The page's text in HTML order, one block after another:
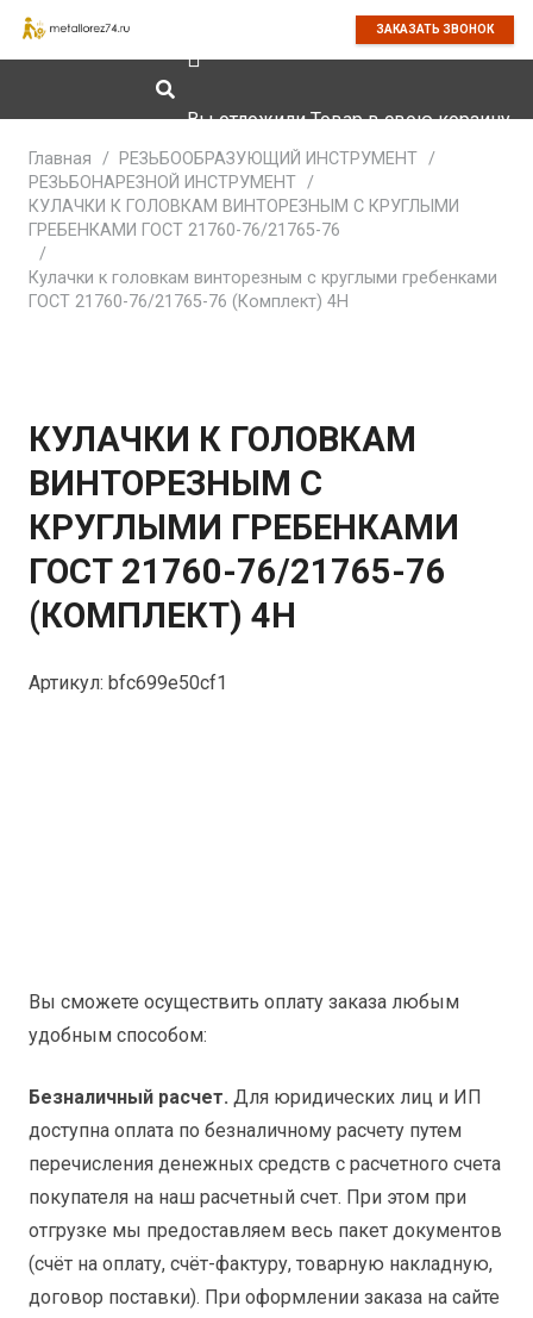
ЗАКАЗАТЬ ЗВОНОК
Вы отложилиТоварв свою корзину.
Главная / РЕЗЬБООБРАЗУЮЩИЙ ИНСТРУМЕНТ /
РЕЗЬБОНАРЕЗНОЙ ИНСТРУМЕНТ /
КУЛАЧКИ К ГОЛОВКАМ ВИНТОРЕЗНЫМ С КРУГЛЫМИ
ГРЕБЕНКАМИ ГОСТ 21760-76/21765-76
/
Кулачки к головкам винторезным с круглыми гребенками
ГОСТ 21760-76/21765-76 (Комплект) 4Н
КУЛАЧКИ К ГОЛОВКАМ
ВИНТОРЕЗНЫМ С
КРУГЛЫМИ ГРЕБЕНКАМИ
ГОСТ 21760-76/21765-76
(КОМПЛЕКТ) 4Н
Артикул: bfc699e50cf1
Вы сможете осуществить оплату заказа любым
удобным способом:
Безналичный расчет. Для юридических лиц и ИП
доступна оплата по безналичному расчету путем
перечисления денежных средств с расчетного счета
покупателя на наш расчетный счет. При этом при
отгрузке мы предоставляем весь пакет документов
(счёт на оплату, счёт-фактуру, товарную накладную,
договор поставки). При оформлении заказа на сайте